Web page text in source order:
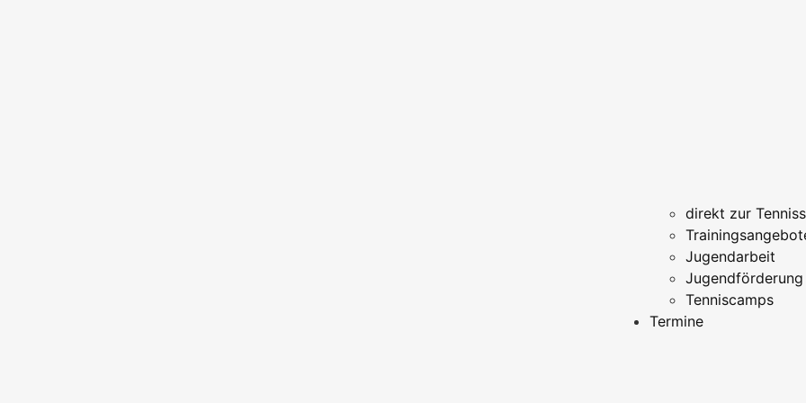
direkt zur
Jugendarbeit
Jugendförderung
Tenniscamps
Termine